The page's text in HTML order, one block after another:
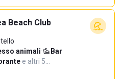
Beach Club
animali· Bar·
·e altri 5…